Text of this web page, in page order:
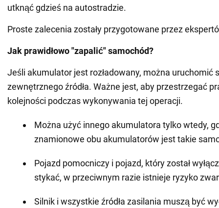
utknąć gdzieś na autostradzie.
Proste zalecenia zostały przygotowane przez
Jak prawidłowo "zapalić" samochód?
Jeśli akumulator jest rozładowany, można uruchomić
zewnętrznego źródła. Ważne jest, aby przestrzegać
kolejności podczas wykonywania tej operacji.
Można użyć innego akumulatora tylko wtedy,
znamionowe obu akumulatorów jest takie
Pojazd pomocniczy i pojazd, który został
stykać, w przeciwnym razie istnieje ryzyko
Silnik i wszystkie źródła zasilania muszą być